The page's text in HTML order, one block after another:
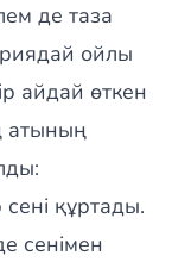
де таза
ойлы
айдай өткен
атының
құртады.
сенімен